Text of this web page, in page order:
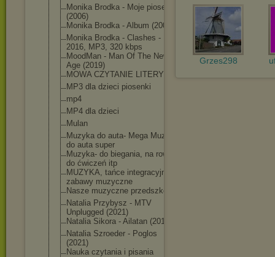
Monika Brodka - Moje piosenki
(2006)
Monika Brodka - Album (2004)
Monika Brodka - Clashes -
2016, MP3, 320 kbps
MoodMan - Man Of The New
Age (2019)
MOWA CZYTANIE LITERY
MP3 dla dzieci piosenki
mp4
MP4 dla dzieci
Mulan
Muzyka do auta- Mega Muza
do auta super
Muzyka- do biegania, na rower,
do ćwiczeń itp
MUZYKA, tańce integracyjne i
zabawy muzyczne
Nasze muzyczne przedszkole
Natalia Przybysz - MTV
Unplugged (2021)
Natalia Sikora - Ailatan (2019)
Natalia Szroeder - Poglos
(2021)
Nauka czytania i pisania
Grzes298